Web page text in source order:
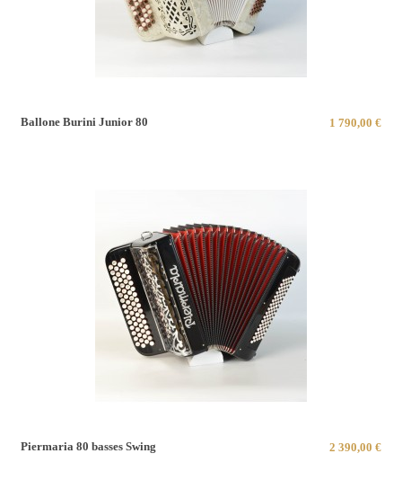
Ballone Burini Junior 80 1 790,00 €
Piermaria 80 basses Swing 2 390,00 €